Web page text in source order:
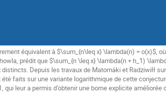
équivalent à $\sum_{n\leq x} \lambda(n) = o(x)$,
prédit que $\sum_{n \leq x} \lambda(n + h_1)
Depuis les travaux de Matomäki et Radziwiłł
faits sur une variante logarithmique de cette
qui leur a permis d'obtenir une borne explicite améliorée